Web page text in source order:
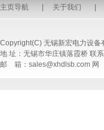
主页导航 关于我们
Copyright(C) 无锡新宏电力设备
地 址：无锡市华庄镇落霞桥 联
邮 箱：sales@xhdlsb.com 网